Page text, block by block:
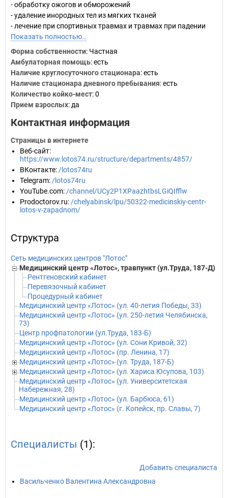
- обработку ожогов и обморожений
- удаление инородных тел из мягких тканей
- лечение при спортивных травмах и травмах при падении
Показать полностью…
Форма собственности: Частная
Амбулаторная помощь: есть
Наличие круглосуточного стационара: есть
Наличие стационара дневного пребывания: есть
Количество койко-мест: 0
Прием взрослых: да
Контактная информация
Страницы в интернете
Веб-сайт:
https://www.lotos74.ru/structure/departments/4857/
ВКонтакте: /lotos74ru
Telegram: /lotos74ru
YouTube.com: /channel/UCy2P1XPaazhtbsLGiQIfflw
Prodoctorov.ru: /chelyabinsk/lpu/50322-medicinskiy-centr-
lotos-v-zapadnom/
Структура
Сеть медицинских центров "Лотос"
Медицинский центр «Лотос», травпункт (ул.Труда, 187-Д)
Рентгеновский кабинет
Перевязочный кабинет
Процедурный кабинет
Медицинский центр «Лотос» (ул. 40-летия Победы, 33)
Медицинский центр «Лотос» (ул. 250-летия Челябинска,
73)
Центр профпатологии (ул.Труда, 183-Б)
Медицинский центр «Лотос» (ул. Сони Кривой, 32)
Медицинский центр «Лотос» (пр. Ленина, 17)
Медицинский центр «Лотос» (ул. Труда, 187-Б)
Медицинский центр «Лотос» (ул. Хариса Юсупова, 103)
Медицинский центр «Лотос» (ул. Университетская
Набережная, 28)
Медицинский центр «Лотос» (ул. Барбюса, 61)
Медицинский центр «Лотос» (г. Копейск, пр. Славы, 7)
Специалисты (1):
Добавить специалиста
Васильченко Валентина Александровна